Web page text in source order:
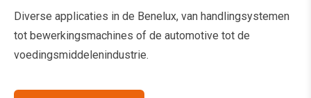
Diverse applicaties in de Benelux, van handlingsystemen
tot bewerkingsmachines of de automotive tot de
voedingsmiddelenindustrie.